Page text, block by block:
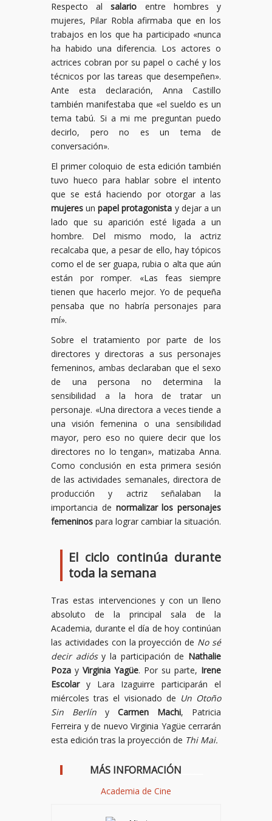
Respecto alsalario entre hombres y
mujeres, Pilar Robla afirmaba que en los
trabajos en los que ha participado «nunca
ha habido una diferencia. Los actores o
actrices cobran por su papel o caché y los
técnicos por las tareas que desempeñen».
Ante esta declaración, Anna Castillo
también manifestaba que «el sueldo es un
tema tabú. Si a mi me preguntan puedo
decirlo, pero no es un tema de
conversación».
El primer coloquio de esta edición también
tuvo hueco para hablar sobre el intento
que se está haciendo por otorgar a las
mujeresun papel protagonista y dejar a un
lado que su aparición esté ligada a un
hombre. Del mismo modo, la actriz
recalcaba que, a pesar de ello, hay tópicos
como el de ser guapa, rubia o alta que aún
están por romper. «Las feas siempre
tienen que hacerlo mejor. Yo de pequeña
pensaba que no habría personajes para
mí».
Sobre el tratamiento por parte de los
directores y directoras a sus personajes
femeninos, ambas declaraban que el sexo
de una persona no determina la
sensibilidad a la hora de tratar un
personaje. «Una directora a veces tiende a
una visión femenina o una sensibilidad
mayor, pero eso no quiere decir que los
directores no lo tengan», matizaba Anna.
Como conclusión en esta primera sesión
de las actividades semanales, directora de
producción y actriz señalaban la
importancia de normalizar los personajes
femeninos para lograr cambiar la situación.
El ciclo continúa durante
toda la semana
Tras estas intervenciones y con un lleno
absoluto de la principal sala de la
Academia, durante el día de hoy continúan
las actividades con la proyección de No sé
decir adiósy la participación de Nathalie
Poza y Virginia Yagüe. Por su parte, Irene
Escolary Lara Izaguirre participarán el
miércoles tras el visionado de Un Otoño
Sin Berlín y Carmen Machi, Patricia
Ferreira y de nuevo Virginia Yagüe cerrarán
esta edición tras la proyección de Thi Mai.
MÁS INFORMACIÓN
Academia de Cine